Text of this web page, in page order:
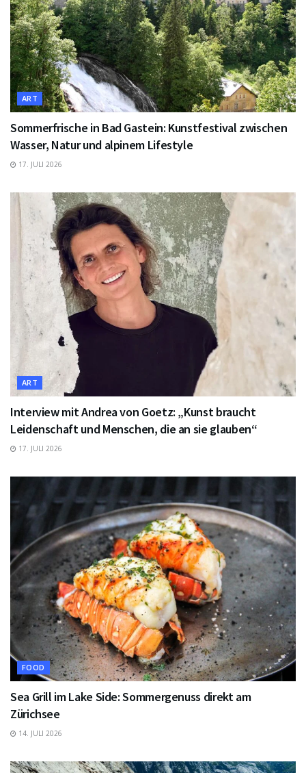
ART
Sommerfrische in Bad Gastein: Kunstfestival zwischen
Wasser, Natur und alpinem Lifestyle
17. JULI 2026
ART
Interview mit Andrea von Goetz: „Kunst braucht
Leidenschaft und Menschen, die an sie glauben“
17. JULI 2026
FOOD
Sea Grill im Lake Side: Sommergenuss direkt am
Zürichsee
14. JULI 2026